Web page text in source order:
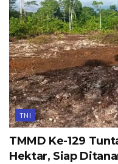
TNI
TMMD Ke-129
Hektar, Siap